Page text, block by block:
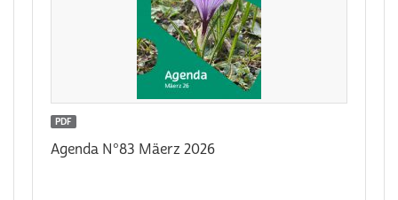
PDF
Agenda N°83 Mäerz 2026